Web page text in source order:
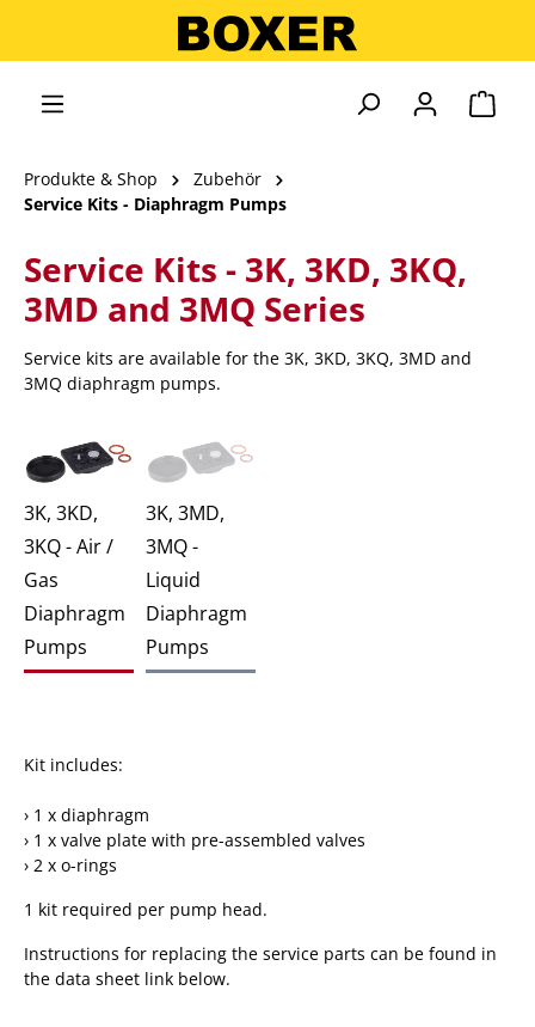
Produkte & Shop
Zubehör
Service Kits - Diaphragm Pumps
Service Kits - 3K, 3KD, 3KQ,
3MD and 3MQ Series
Service kits are available for the 3K, 3KD, 3KQ, 3MD and
3MQ diaphragm pumps.
3K, 3KD,
3KQ - Air /
Gas
Diaphragm
Pumps
3K, 3MD,
3MQ -
Liquid
Diaphragm
Pumps
Kit includes:
› 1 x diaphragm
› 1 x valve plate with pre-assembled valves
› 2 x o-rings
1 kit required per pump head.
Instructions for replacing the service parts can be found in
the data sheet link below.